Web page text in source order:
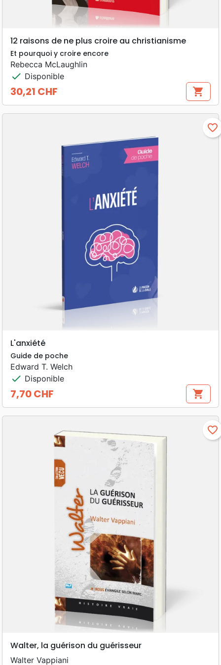
12 raisons de ne plus croire au christianisme
Et pourquoi y croire encore
Rebecca McLaughlin
check Disponible
Prix
30,21 CHF shopping_cart
favorite_border
L'anxiété
Guide de poche
Edward T. Welch
check Disponible
Prix
7,70 CHF shopping_cart
favorite_border
Walter, la guérison du guérisseur
Walter Vappiani